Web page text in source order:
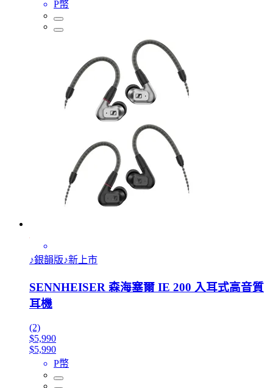
P幣
♪銀韻版♪新上市
SENNHEISER 森海塞爾 IE 200 入耳式高音質
耳機
(2)
$5,990
$5,990
P幣